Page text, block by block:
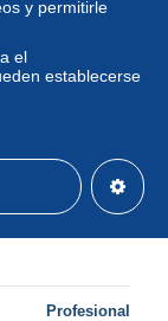
Profesional
y permitirle
el
establecerse